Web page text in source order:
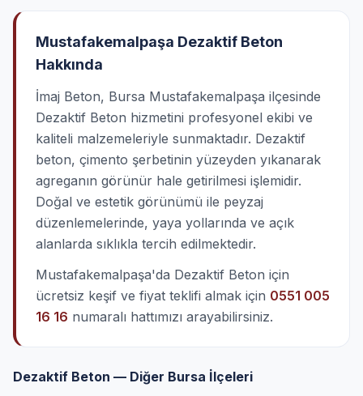
Mustafakemalpaşa Dezaktif Beton
Hakkında
İmaj Beton, Bursa Mustafakemalpaşa ilçesinde
Dezaktif Beton hizmetini profesyonel ekibi ve
kaliteli malzemeleriyle sunmaktadır. Dezaktif
beton, çimento şerbetinin yüzeyden yıkanarak
agreganın görünür hale getirilmesi işlemidir.
Doğal ve estetik görünümü ile peyzaj
düzenlemelerinde, yaya yollarında ve açık
alanlarda sıklıkla tercih edilmektedir.
Mustafakemalpaşa'da Dezaktif Beton için
ücretsiz keşif ve fiyat teklifi almak için 0551 005
16 16 numaralı hattımızı arayabilirsiniz.
Dezaktif Beton — Diğer Bursa İlçeleri